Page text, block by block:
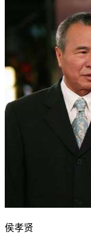
侯孝贤